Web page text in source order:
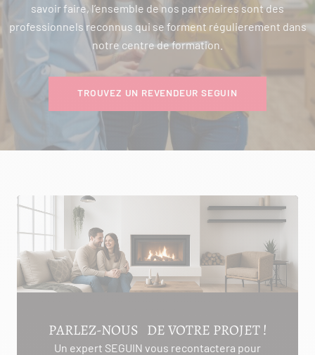
savoir faire, l’ensemble de nos partenaires sont des
professionnels reconnus qui se forment régulierement dans
notre centre de formation.
TROUVEZ UN REVENDEUR SEGUIN
PARLEZ-NOUS DE VOTRE PROJET !
Un expert SEGUIN vous recontactera pour